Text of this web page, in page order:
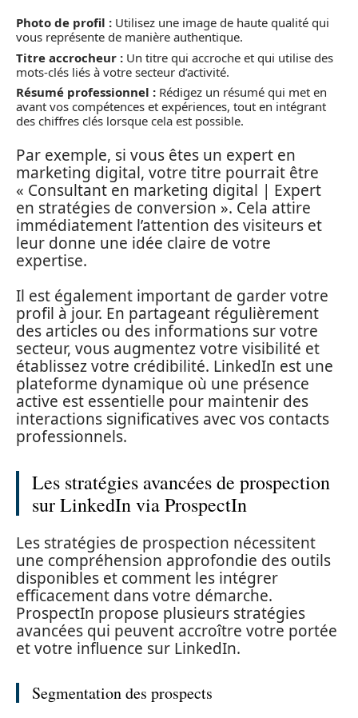
Photo de profil : Utilisez une image de haute qualité qui
vous représente de manière authentique.
Titre accrocheur : Un titre qui accroche et qui utilise des
mots-clés liés à votre secteur d’activité.
Résumé professionnel : Rédigez un résumé qui met en
avant vos compétences et expériences, tout en intégrant
des chiffres clés lorsque cela est possible.
Par exemple, si vous êtes un expert en
marketing digital, votre titre pourrait être
« Consultant en marketing digital | Expert
en stratégies de conversion ». Cela attire
immédiatement l’attention des visiteurs et
leur donne une idée claire de votre
expertise.
Il est également important de garder votre
profil à jour. En partageant régulièrement
des articles ou des informations sur votre
secteur, vous augmentez votre visibilité et
établissez votre crédibilité. LinkedIn est une
plateforme dynamique où une présence
active est essentielle pour maintenir des
interactions significatives avec vos contacts
professionnels.
Les stratégies avancées de prospection
sur LinkedIn via ProspectIn
Les stratégies de prospection nécessitent
une compréhension approfondie des outils
disponibles et comment les intégrer
efficacement dans votre démarche.
ProspectIn propose plusieurs stratégies
avancées qui peuvent accroître votre portée
et votre influence sur LinkedIn.
Segmentation des prospects